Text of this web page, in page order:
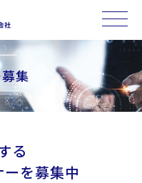
集
る
を募集中